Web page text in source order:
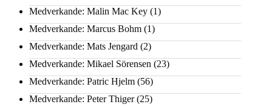
Medverkande: Malin Mac Key (1)
Medverkande: Marcus Bohm (1)
Medverkande: Mats Jengard (2)
Medverkande: Mikael Sörensen (23)
Medverkande: Patric Hjelm (56)
Medverkande: Peter Thiger(25)